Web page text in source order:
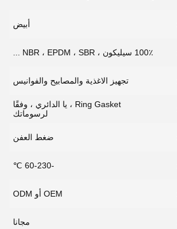
أبيض
100٪ سيليكون ، NBR ، EPDM ، SBR ...
تجهيز الاغذية والمصابيح والفوانيس
Ring Gasket ، يا الدائري ، وفقًا
لرسوماتك
ضغط العفن
-60-230 ℃
OEM أو ODM
مجانا